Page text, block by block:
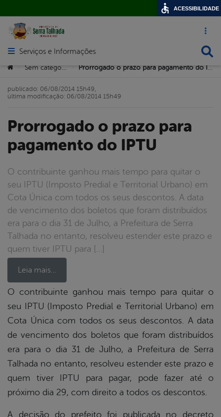
Acesso
Abrir menu principal de navegação
Serviços e Informações
Você está aqui:
> >
Prorrogado o prazo para
pagamento do IPTU
O contribuinte ganhou mais tempo para quitar o
seu IPTU (Imposto Predial e Territorial Urbano) em
Cota Única com todos os seus descontos. A data
de vencimento dos boletos que foram distribuídos
era para o dia 31 de Julho, a Prefeitura de Serra
Talhada no entanto, resolveu estender este prazo e
quem tiver IPTU para […]
Leia mais…
publicado: 06/08/2014 15h49,
última modificação: 06/08/2014 15h49
O contribuinte ganhou mais tempo para quitar o
seu IPTU (Imposto Predial e Territorial Urbano) em
Cota Única com todos os seus descontos. A data
de vencimento dos boletos que foram distribuídos
era para o dia 31 de Julho, a Prefeitura de Serra
Talhada no entanto, resolveu estender este prazo e
quem tiver IPTU para pagar, pode fazer até o
próximo dia 29, com direito a todos os descontos.
A decisão do prefeito foi publicada no decreto
ACESSIBILIDADE